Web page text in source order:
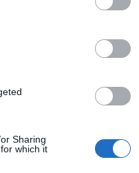
Sharing
which it